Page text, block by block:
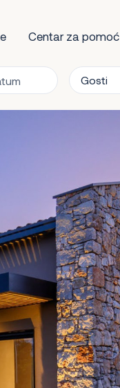
Centar za pomoć
Gosti